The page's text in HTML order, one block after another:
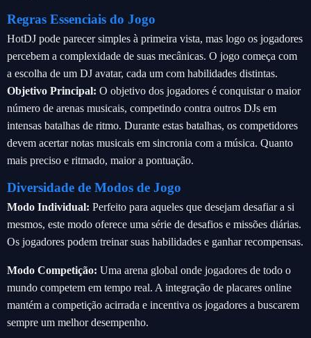
Regras Essenciais do Jogo
HotDJ pode parecer simples à primeira vista, mas logo os jogadores
percebem a complexidade de suas mecânicas. O jogo começa com
a escolha de um DJ avatar, cada um com habilidades distintas.
Objetivo Principal: O objetivo dos jogadores é conquistar o maior
número de arenas musicais, competindo contra outros DJs em
intensas batalhas de ritmo. Durante estas batalhas, os competidores
devem acertar notas musicais em sincronia com a música. Quanto
mais preciso e ritmado, maior a pontuação.
Diversidade de Modos de Jogo
Modo Individual: Perfeito para aqueles que desejam desafiar a si
mesmos, este modo oferece uma série de desafios e missões diárias.
Os jogadores podem treinar suas habilidades e ganhar recompensas.
Modo Competição: Uma arena global onde jogadores de todo o
mundo competem em tempo real. A integração de placares online
mantém a competição acirrada e incentiva os jogadores a buscarem
sempre um melhor desempenho.